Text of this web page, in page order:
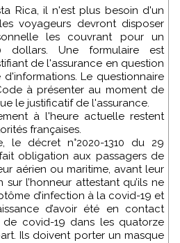
voyageurs devront disposer
les couvrant pour un
Une formulaire est
de l'assurance en question
Le questionnaire
à présenter au moment de
le justificatif de l'assurance.
à l'heure actuelle restent
françaises.
le décret n°2020-1310 du 29
obligation aux passagers de
aérien ou maritime, avant leur
l’honneur attestant qu’ils ne
d’infection à la covid-19 et
d’avoir été en contact
covid-19 dans les quatorze
Ils doivent porter un masque